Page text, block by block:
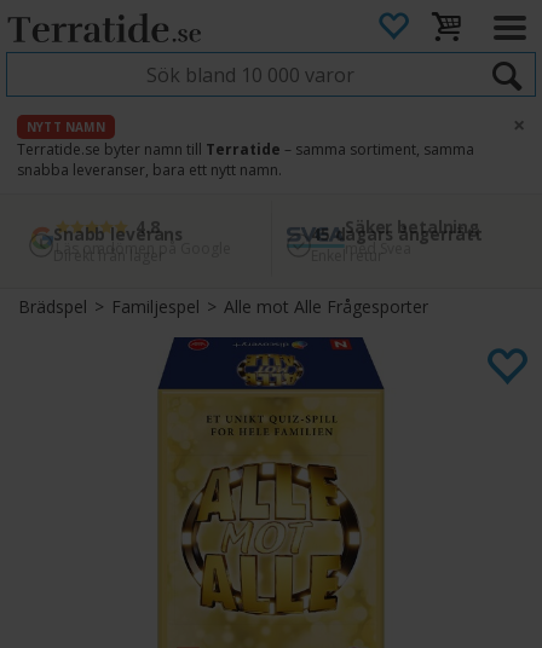
NYTT NAMN
Terratide.se byter namn till Terratide – samma sortiment, samma
snabba leveranser, bara ett nytt namn.
×
4.8
Läs omdömen på Google
Säker betalning
Snabb leverans
Direkt från lager
45 dagars ångerrätt
Brädspel> Familjespel>Alle mot Alle Frågesporter